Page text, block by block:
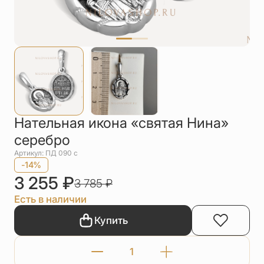
Цепи
Чётки
Шнурки на
шею
Другое
Нательная икона «святая Нина»
серебро
Артикул: ПД 090 с
-14%
3 255 ₽3 785₽
Есть в наличии
Купить
Количество